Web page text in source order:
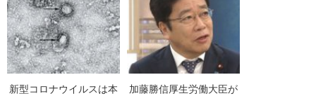
ス】
新型コロナウイルスは本
加藤勝信厚生労働大臣が